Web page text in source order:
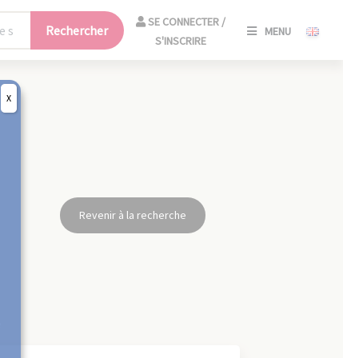
Rechercher
SE CONNECTER /
S'INSCRIRE
MENU
Revenir à la recherche
X